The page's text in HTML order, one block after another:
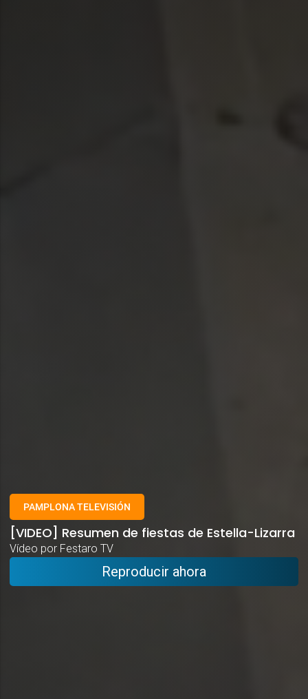
PAMPLONA TELEVISIÓN
[VIDEO] Resumen de fiestas de Estella-Lizarra
Vídeo por Festaro TV
Reproducir ahora